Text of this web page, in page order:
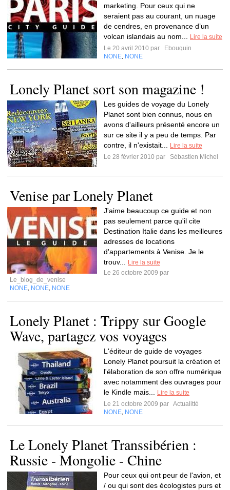
marketing. Pour ceux qui ne
seraient pas au courant, un nuage
de cendres, en provenance d’un
volcan islandais au nom...
Lire la suite
Le 20 avril 2010 par
Ebouquin
NONE NONE
Lonely Planet sort son magazine !
Les guides de voyage du Lonely
Planet sont bien connus, nous en
avons d'ailleurs présenté encore un
sur ce site il y a peu de temps. Par
contre, il n'existait...
Lire la suite
Le 28 février 2010 par
Sébastien Michel
Venise par Lonely Planet
J'aime beaucoup ce guide et non
pas seulement parce qu'il cite
Destination Italie dans les meilleures
adresses de locations
d'appartements à Venise. Je le
trouv...
Lire la suite
Le 26 octobre 2009 par
Le_blog_de_venise
NONE NONE NONE
Lonely Planet : Trippy sur Google
Wave, partagez vos voyages
L'éditeur de guide de voyages
Lonely Planet poursuit la création et
l'élaboration de son offre numérique
avec notamment des ouvrages pour
le Kindle mais...
Lire la suite
Le 21 octobre 2009 par Actualitté
NONE NONE
Le Lonely Planet Transsibérien :
Russie - Mongolie - Chine
Pour ceux qui ont peur de l'avion, et
/ ou qui sont des écologistes purs et